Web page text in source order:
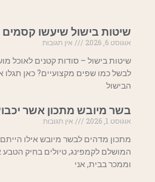
שיטות בישול שיעשו
אוגוסט 6, 2026
אין תגובות
שיטות בישול – סודות קטנים לאוכל
לבשל כמו שפים מקצועיים? כאן
הבישול
בשר מיובש מתכון אשר
אוגוסט 1, 2026
אין תגובות
מתכון מדהים לבשר מיובש אילו
המושלם לקמפינג, טיולים בחיק הטבע
וממכר בבית, אני